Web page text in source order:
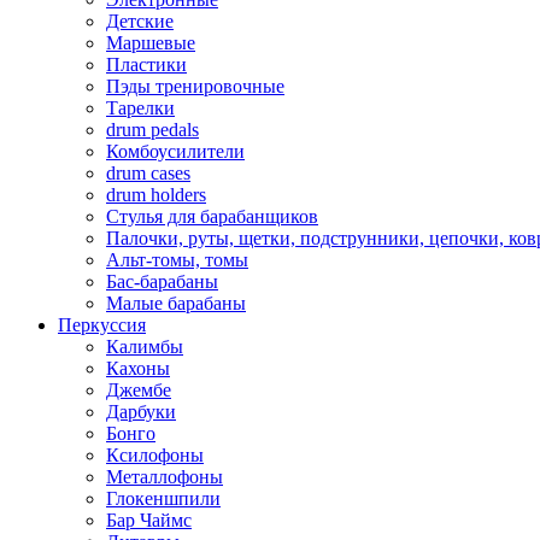
Детские
Маршевые
Пластики
Пэды тренировочные
Тарелки
drum pedals
Комбоусилители
drum cases
drum holders
Стулья для барабанщиков
Палочки, руты, щетки, подструнники, цепочки,
Альт-томы, томы
Бас-барабаны
Малые барабаны
Перкуссия
Калимбы
Кахоны
Джембе
Дарбуки
Бонго
Ксилофоны
Металлофоны
Глокеншпили
Бар Чаймс